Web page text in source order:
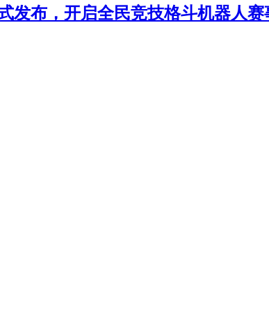
发布，开启全民竞技格斗机器人赛